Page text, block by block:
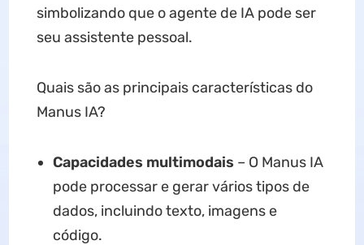
simbolizando que o agente de IA pode ser
seu assistente pessoal.
Quais são as principais características do ​​
Manus IA?
Capacidades multimodais – O Manus IA
pode processar e gerar vários tipos de
dados, incluindo texto, imagens e
código.